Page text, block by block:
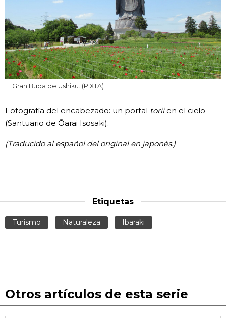
El Gran Buda de Ushiku. (PIXTA)
Fotografía del encabezado: un portal toriien el cielo
(Santuario de Ōarai Isosaki).
(Traducido al español del original en japonés.)
Etiquetas
Turismo Naturaleza Ibaraki
Otros artículos de esta serie